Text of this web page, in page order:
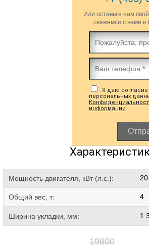
Или оставьте нам
свяжемся с вами
Я даю согласие
персональных
информации
Мощность двигателя, кВт (л.с.):
Общий вес, т: 4
Ширина укладки, мм: 1
19800